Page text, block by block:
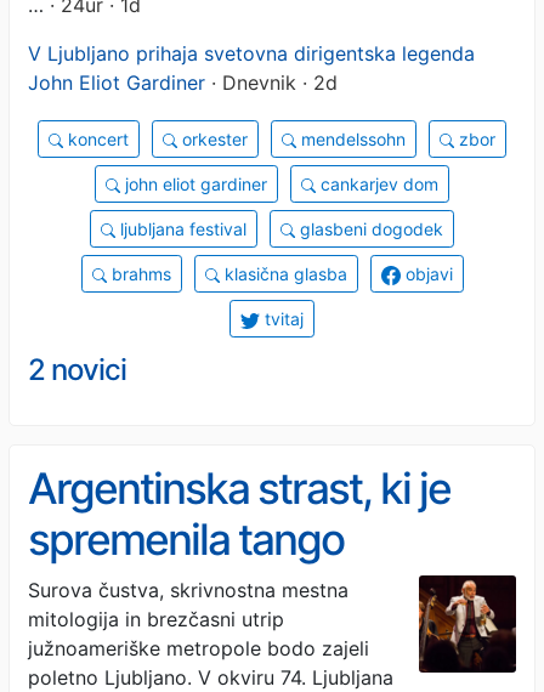
V Ljubljano prihaja svetovna dirigentska legenda
John Eliot Gardiner · Dnevnik · 2d
koncert orkester mendelssohn zbor
john eliot gardiner cankarjev dom
ljubljana festival glasbeni dogodek
brahms klasična glasba objavi
tvitaj
2 novici
Argentinska strast, ki je
spremenila tango
Surova čustva, skrivnostna mestna
mitologija in brezčasni utrip
južnoameriške metropole bodo zajeli
poletno Ljubljano. V okviru 74. Ljubljana